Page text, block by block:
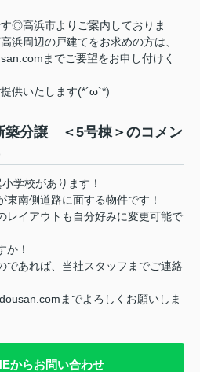
◎高浜市よりご案内しておりま
浜周辺の戸建てをお求めの方は、
までご要望をお申し付けく
供いたします(*´ω`*)
分譲 ＜5号棟＞のコメン
学校があります！
南側道路に面する物件です！
レイアウトも自分好みに変更可能で
か！
であれば、当社スタッフまでご連絡
までよろしくお願いしま
からお問い合わせ